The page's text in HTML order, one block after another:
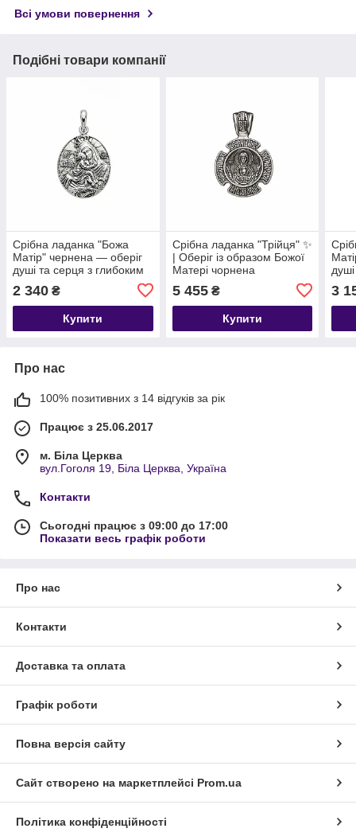
Всі умови повернення
Подібні товари компанії
Срібна ладанка "Божа
Матір" чернена — оберіг
душі та серця з глибоким
2 340 ₴
Купити
Срібна ладанка "Трійця" ✨
| Оберіг із образом Божої
Матері чорнена
5 455₴
Купити
3
Про нас
100% позитивних з 14 відгуків за рік
Працює з 25.06.2017
м. Біла Церква
вул.Гоголя 19, Біла Церква, Україна
Контакти
Сьогодні працює з 09:00 до 17:00
Показати весь графік роботи
Про нас
Контакти
Доставка та оплата
Графік роботи
Повна версія сайту
Сайт створено на маркетплейсі Prom.ua
Політика конфіденційності